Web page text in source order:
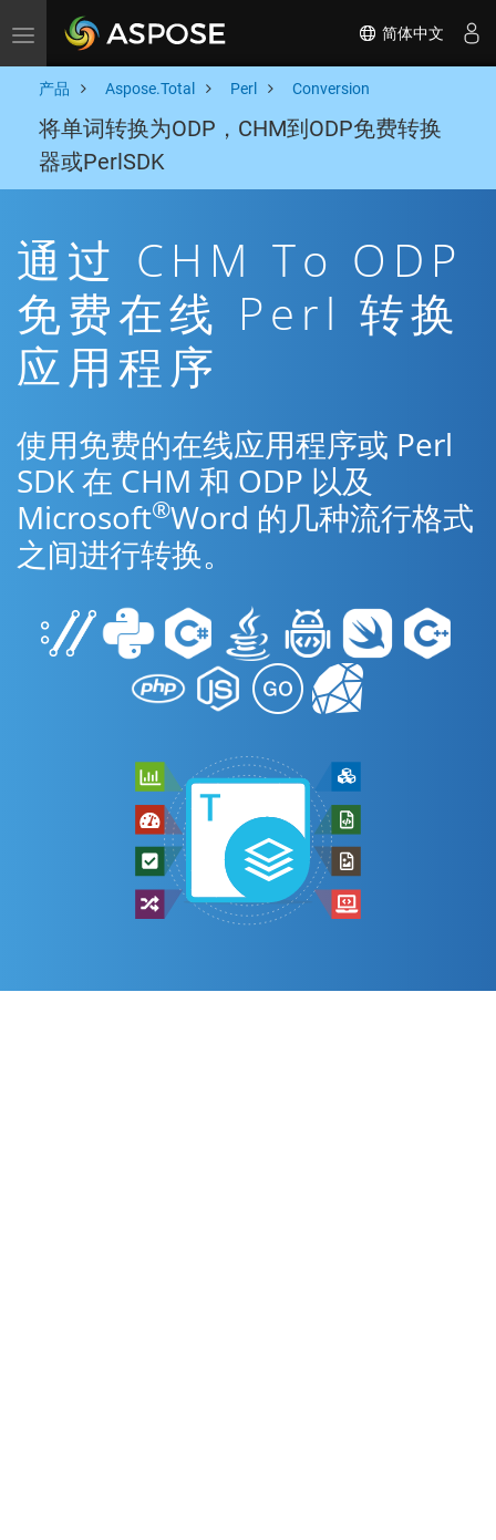
Toggle navigation 简体中文
产品 Aspose.Total Perl Conversion
将单词转换为ODP，CHM到ODP免费转换
器或PerlSDK
通过 CHM To ODP
免费在线 Perl 转换
应用程序
使用免费的在线应用程序或 Perl
SDK 在 CHM 和 ODP 以及
Microsoft®Word 的几种流行格式
之间进行转换。